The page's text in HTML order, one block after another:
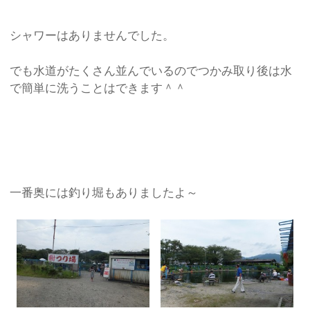
シャワーはありませんでした。
でも水道がたくさん並んでいるのでつかみ取り後は水
で簡単に洗うことはできます＾＾
一番奥には釣り堀もありましたよ～